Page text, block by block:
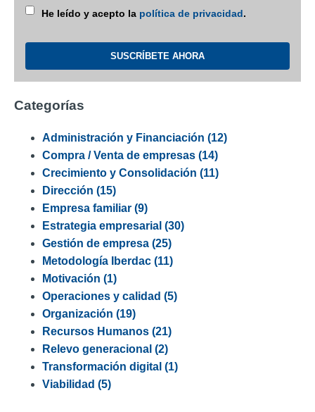
He leído y acepto la política de privacidad.
Categorías
Administración y Financiación (12)
Compra / Venta de empresas (14)
Crecimiento y Consolidación (11)
Dirección (15)
Empresa familiar (9)
Estrategia empresarial (30)
Gestión de empresa (25)
Metodología Iberdac (11)
Motivación (1)
Operaciones y calidad (5)
Organización (19)
Recursos Humanos (21)
Relevo generacional (2)
Transformación digital (1)
Viabilidad (5)